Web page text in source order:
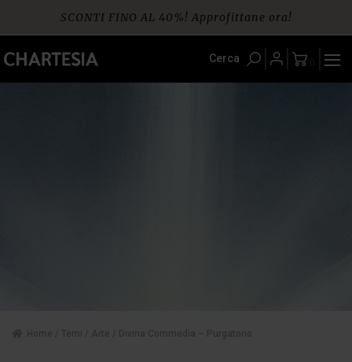
content
SCONTI FINO AL 40%! Approfittane ora!
Spedizione gratuita per ordini da € 60
Cerca 0